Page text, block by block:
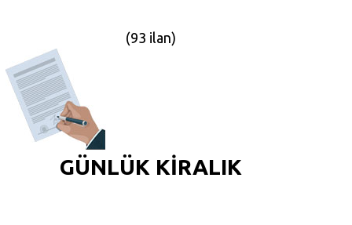
(93 ilan)
GÜNLÜK KİRALIK